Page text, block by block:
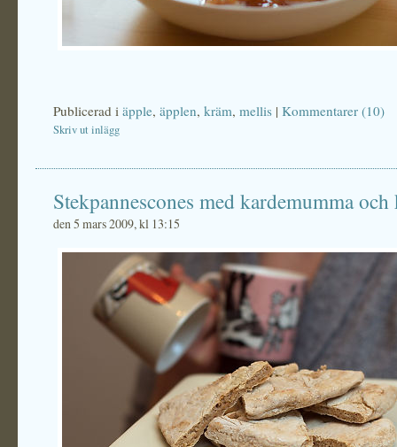
Publicerad i äpple, äpplen, kräm, mellis | Kommentarer (10)
Skriv ut inlägg
Stekpannescones med kardemumma och
den 5 mars 2009, kl 13:15